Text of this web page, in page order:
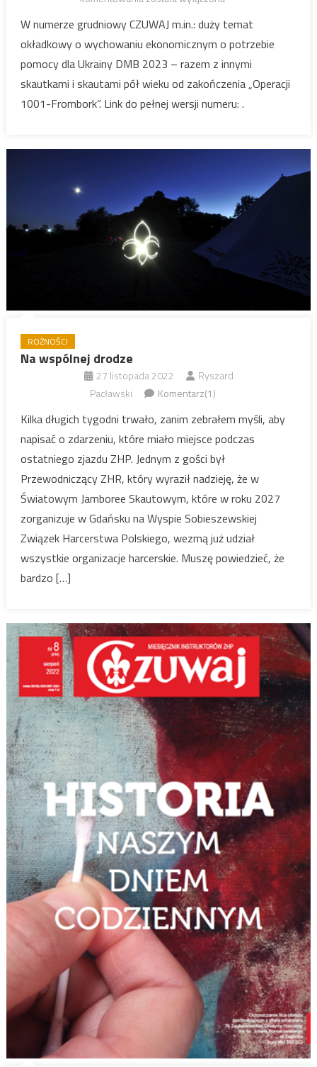
W numerze grudniowy CZUWAJ m.in.: duży temat
okładkowy o wychowaniu ekonomicznym o potrzebie
pomocy dla Ukrainy DMB 2023 – razem z innymi
skautkami i skautami pół wieku od zakończenia „Operacji
1001-Frombork”. Link do pełnej wersji numeru: .
ROŻNOŚCI
Na wspólnej drodze
27 listopada 2022
Ryszard
Pacławski
Komentarz(1)
Kilka długich tygodni trwało, zanim zebrałem myśli, aby
napisać o zdarzeniu, które miało miejsce podczas
ostatniego zjazdu ZHP. Jednym z gości był
Przewodniczący ZHR, który wyraził nadzieję, że w
Światowym Jamboree Skautowym, które w roku 2027
zorganizuje w Gdańsku na Wyspie Sobieszewskiej
Związek Harcerstwa Polskiego, wezmą już udział
wszystkie organizacje harcerskie. Muszę powiedzieć, że
bardzo […]